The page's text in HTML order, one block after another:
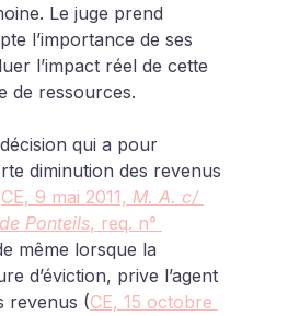
Le juge prend
l’importance de ses
l’impact réel de cette
de ressources.
qui a pour
diminution des revenus
CE, 9 mai 2011, M. A. c/
Ponteils, req. n°
même lorsque la
d’éviction, prive l’agent
revenus (CE, 15 octobre